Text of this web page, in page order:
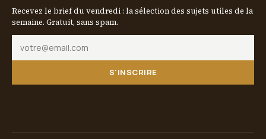
Recevez le brief du vendredi : la sélection des sujets utiles de la
semaine. Gratuit, sans spam.
S'INSCRIRE